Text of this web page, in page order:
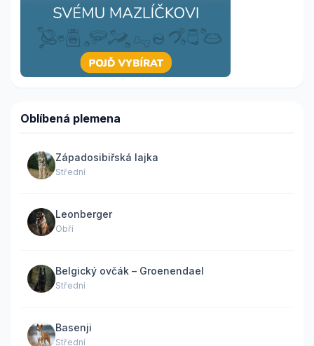
Oblíbená plemena
Západosibiřská lajka
Střední
Leonberger
Obří
Belgický ovčák – Groenendael
Střední
Basenji
Střední